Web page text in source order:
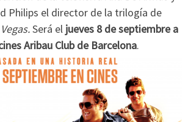
Philips el director de la trilogía de
Será el jueves 8 de septiembre a
Aribau Club de Barcelona.